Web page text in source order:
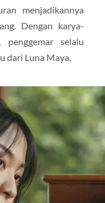
menjadikannya
Dengan karya-
selalu
dari Luna Maya.